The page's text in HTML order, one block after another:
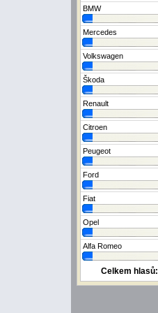
BMW
Mercedes
Volkswagen
Škoda
Renault
Citroen
Peugeot
Ford
Fiat
Opel
Alfa Romeo
Celkem hlasů: